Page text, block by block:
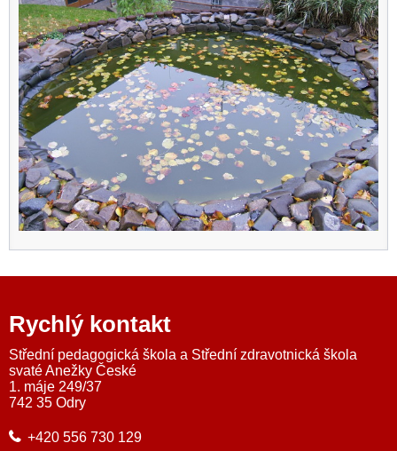
Rychlý kontakt
Střední pedagogická škola a Střední zdravotnická škola
svaté Anežky České
1. máje 249/37
742 35 Odry
+420 556 730 129